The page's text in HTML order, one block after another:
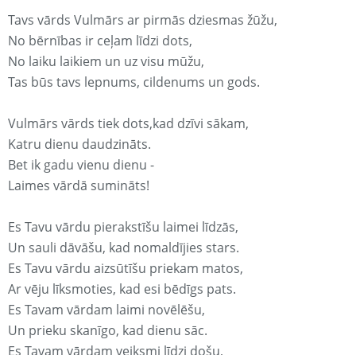
Tavs vārds Vulmārs ar pirmās dziesmas žūžu,
No bērnības ir ceļam līdzi dots,
No laiku laikiem un uz visu mūžu,
Tas būs tavs lepnums, cildenums un gods.
Vulmārs vārds tiek dots,kad dzīvi sākam,
Katru dienu daudzināts.
Bet ik gadu vienu dienu -
Laimes vārdā sumināts!
Es Tavu vārdu pierakstīšu laimei līdzās,
Un sauli dāvāšu, kad nomaldījies stars.
Es Tavu vārdu aizsūtīšu priekam matos,
Ar vēju līksmoties, kad esi bēdīgs pats.
Es Tavam vārdam laimi novēlēšu,
Un prieku skanīgo, kad dienu sāc.
Es Tavam vārdam veiksmi līdzi došu,